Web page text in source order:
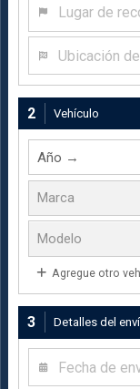
2 Vehículo
Agregue otro
3 Detalles del